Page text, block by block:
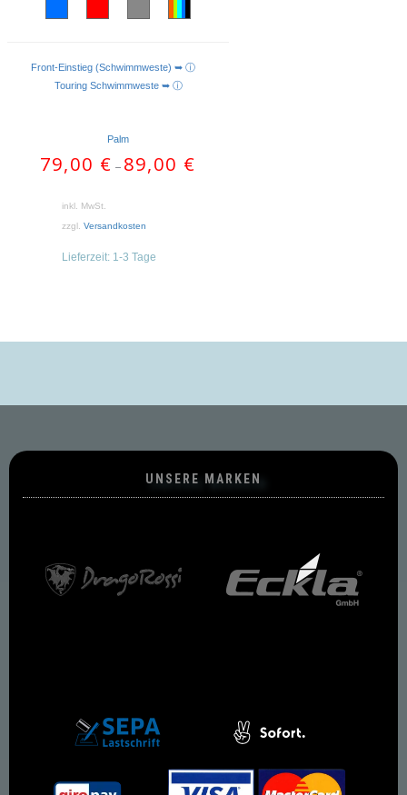
AUSFÜHRUNG WÄHLEN
Front-Einstieg (Schwimmweste) ➥ ⓘ
Touring Schwimmweste ➥ ⓘ
Palm
79,00 € – 89,00 €
inkl. MwSt.
zzgl. Versandkosten
Lieferzeit: 1-3 Tage
UNSERE MARKEN